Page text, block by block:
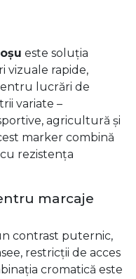
este soluția
vizuale rapide,
lucrări de
variate –
agricultură și
marker combină
rezistența
marcaje
contrast puternic,
restricții de acces
cromatică este